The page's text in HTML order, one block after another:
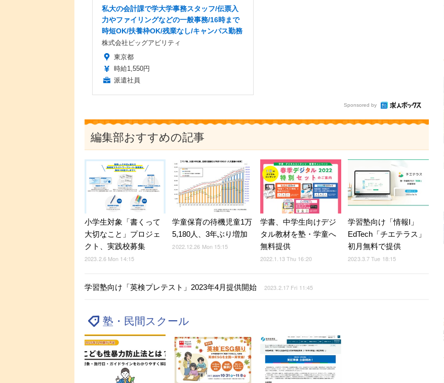
私大の会計課で学大学事務スタッフ/伝票入
力やファイリングなどの一般事務/16時まで
時短OK/扶養枠OK/残業なし/キャンパス勤務
株式会社ビッグアビリティ
東京都
時給1,550円
派遣社員
Sponsored by
編集部おすすめの記事
小学生対象「書くって
大切なこと」プロジェ
クト、実践校募集
2023.2.6 Mon 14:15
学童保育の待機児童1万
5,180人、3年ぶり増加
2022.12.26 Mon 15:15
学書、中学生向けデジ
タル教材を塾・学童へ
無料提供
2022.1.13 Thu 16:20
学習塾向け「情報I」
EdTech「チエテラス」
初月無料で提供
2023.3.7 Tue 18:15
学習塾向け「英検プレテスト」2023年4月提供開始 2023.2.17 Fri 11:45
塾・民間スクール